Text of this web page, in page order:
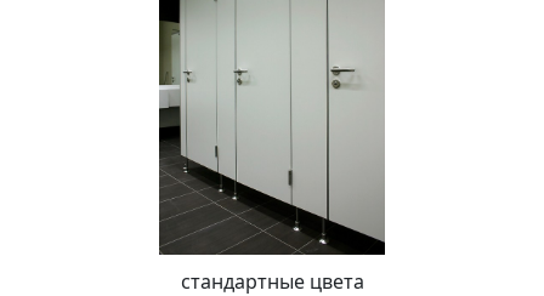
стандартные цвета